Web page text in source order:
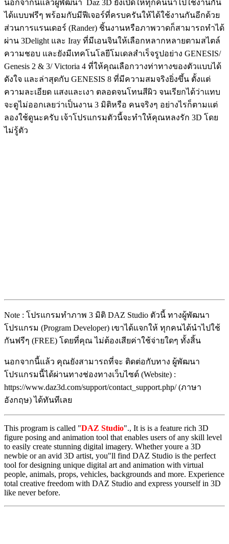
นอกจากนี้แล้วผู้พัฒนา Daz 3D ยังเปิดให้ทุกคนนำไปใช้งานกัน
ได้แบบฟรีๆ พร้อมกับมีฟีเจอร์ที่ครบครันให้ได้ใช้งานกันอีกด้วย
ส่วนการแรนเดอร์ (Rander) ชิ้นงานหรือภาพวาดก็สามารถทำได้
ผ่าน 3Delight และ Iray ที่มีเอนจินให้เลือกหลากหลายตามสไตล์
ความชอบ และยังมีเทคโนโลยีโมเดลสำเร็จรูปอย่าง GENESIS/
Genesis 2 & 3/ Victoria 4 ที่ให้คุณเลือกวางท่าทางของตัวแบบได้
ดังใจ และล่าสุดกับ GENESIS 8 ที่มีความสมจริงยิ่งขึ้น ตั้งแต่
ความละเอียด แสงและเงา ตลอดจนโทนสีผิว จนเรียกได้ว่าแทบ
จะดูไม่ออกเลยว่าเป็นงาน 3 มิติหรือ คนจริงๆ อย่างไรก็ตามแต่
ลองใช้ดูนะครับ เจ้าโปรแกรมตัวนี้จะทำให้คุณหลงรัก 3D โดย
ไม่รู้ตัว
Note : โปรแกรมทำภาพ 3 มิติ DAZ Studio ตัวนี้ ทางผู้พัฒนา
โปรแกรม (Program Developer) เขาได้แจกให้ ทุกคนได้นำไปใช้
กันฟรีๆ (FREE) โดยที่คุณ ไม่ต้องเสียค่าใช้จ่ายใดๆ ทั้งสิ้น
นอกจากนี้แล้ว คุณยังสามารถที่จะ ติดต่อกับทาง ผู้พัฒนา
โปรแกรมนี้ได้ผ่านทางช่องทางเว็บไซต์ (Website) :
https://www.daz3d.com/support/contact_support.php/ (ภาษา
อังกฤษ) ได้ทันทีเลย
This program is called "DAZ Studio"., It is is a feature rich 3D
figure posing and animation tool that enables users of any skill level
to easily create stunning digital imagery. Whether youre a 3D
newbie or an avid 3D artist, you"ll find DAZ Studio is the perfect
tool for designing unique digital art and animation with virtual
people, animals, props, vehicles, backgrounds and more. Experience
total creative freedom with DAZ Studio and express yourself in 3D
like never before.